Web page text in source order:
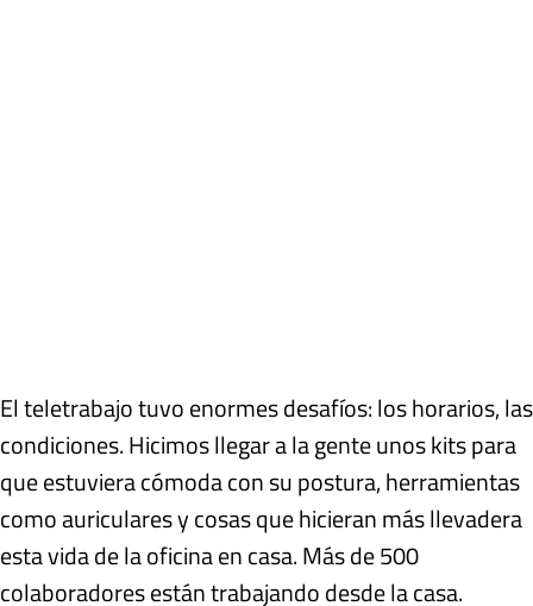
El teletrabajo tuvo enormes desafíos: los horarios, las
condiciones. Hicimos llegar a la gente unos kits para
que estuviera cómoda con su postura, herramientas
como auriculares y cosas que hicieran más llevadera
esta vida de la oficina en casa. Más de 500
colaboradores están trabajando desde la casa.